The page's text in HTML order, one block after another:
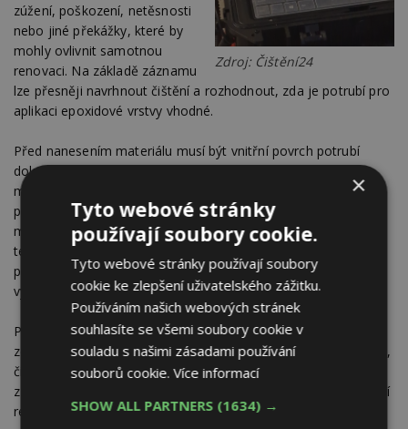
Zdroj: Čištění24
zúžení, poškození, netěsnosti
nebo jiné překážky, které by
mohly ovlivnit samotnou
renovaci. Na základě záznamu
lze přesněji navrhnout čištění a rozhodnout, zda je potrubí pro
aplikaci epoxidové vrstvy vhodné.
Před nanesením materiálu musí být vnitřní povrch potrubí
dokonale připravený. Pokud by uvnitř zůstaly usazeniny,
mastnota, rez nebo jiné nečistoty, nová vrstva by nemusela
přilnout tak, jak má. Proto se potrubí čistí výkonnými
motorovými frézami, případně kanalizačním robotem. Tyto
technologie si poradí i s odolnými usazeninami a umožňují
připravit potrubí tak, aby následná renovace měla co nejlepší
výsledek.
Po čištění následuje další kamerová kontrola. Technici ověřují,
zda je povrch dostatečně čistý a připravený. Pokud je potřeba,
čištění se opakuje. Právě důsledná příprava je jedním
z hlavních rozdílů mezi rychlým provizorním zásahem a kvalitní
renovací s dlouhodobým efektem.
×
Tyto webové stránky
používají soubory cookie.
Tyto webové stránky používají soubory
cookie ke zlepšení uživatelského zážitku.
Používáním našich webových stránek
souhlasíte se všemi soubory cookie v
souladu s našimi zásadami používání
souborů cookie.Více informací
SHOW ALL PARTNERS (1634) →